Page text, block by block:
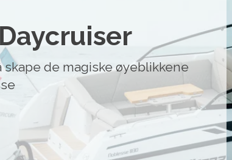
de magiske øyeblikkene